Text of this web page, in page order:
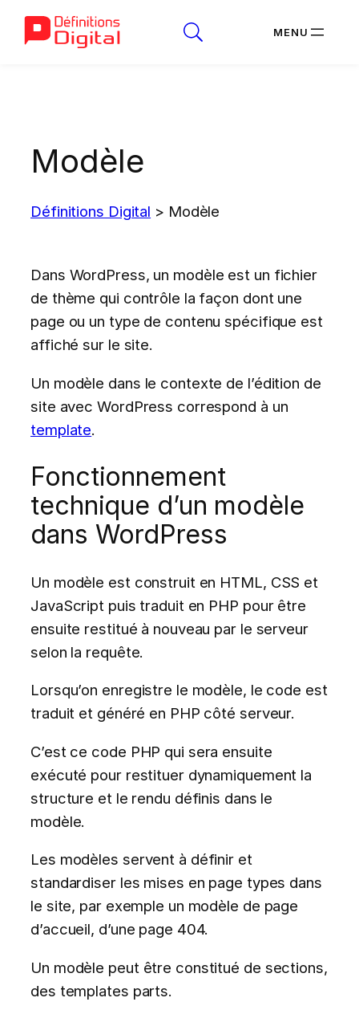
Modèle
Définitions Digital > Modèle
Dans WordPress, un modèle est un fichier
de thème qui contrôle la façon dont une
page ou un type de contenu spécifique est
affiché sur le site.
Un modèle dans le contexte de l’édition de
site avec WordPress correspond à un
template.
Fonctionnement
technique d’un modèle
dans WordPress
Un modèle est construit en HTML, CSS et
JavaScript puis traduit en PHP pour être
ensuite restitué à nouveau par le serveur
selon la requête.
Lorsqu’on enregistre le modèle, le code est
traduit et généré en PHP côté serveur.
C’est ce code PHP qui sera ensuite
exécuté pour restituer dynamiquement la
structure et le rendu définis dans le
modèle.
Les modèles servent à définir et
standardiser les mises en page types dans
le site, par exemple un modèle de page
d’accueil, d’une page 404.
Un modèle peut être constitué de sections,
des templates parts.